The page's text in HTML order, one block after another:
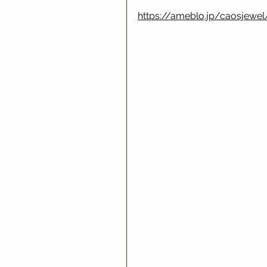
https://ameblo.jp/caosjewel/